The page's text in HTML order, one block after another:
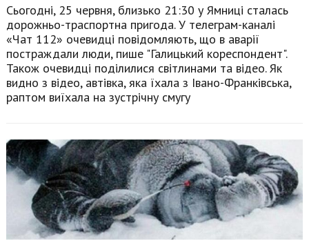
Сьогодні, 25 червня, близько 21:30 у Ямниці сталась
дорожньо-траспортна пригода. У телеграм-каналі
«Чат 112» очевидці повідомляють, що в аварії
постраждали люди, пише "Галицький кореспондент".
Також очевидці поділилися світлинами та відео. Як
видно з відео, автівка, яка їхала з Івано-Франківська,
раптом виїхала на зустрічну смугу